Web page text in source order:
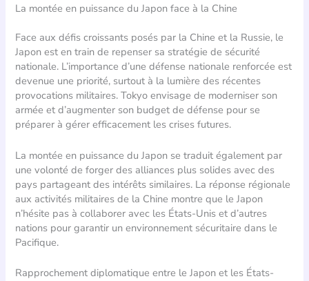
La montée en puissance du Japon face à la Chine
Face aux défis croissants posés par la Chine et la Russie, le
Japon est en train de repenser sa stratégie de sécurité
nationale. L’importance d’une défense nationale renforcée est
devenue une priorité, surtout à la lumière des récentes
provocations militaires. Tokyo envisage de moderniser son
armée et d’augmenter son budget de défense pour se
préparer à gérer efficacement les crises futures.
La montée en puissance du Japon se traduit également par
une volonté de forger des alliances plus solides avec des
pays partageant des intérêts similaires. La réponse régionale
aux activités militaires de la Chine montre que le Japon
n’hésite pas à collaborer avec les États-Unis et d’autres
nations pour garantir un environnement sécuritaire dans le
Pacifique.
Rapprochement diplomatique entre le Japon et les États-